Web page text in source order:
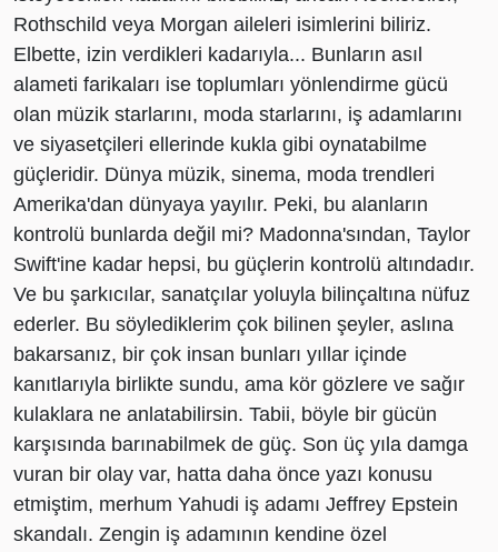
Rothschild veya Morgan aileleri isimlerini biliriz.
Elbette, izin verdikleri kadarıyla... Bunların asıl
alameti farikaları ise toplumları yönlendirme gücü
olan müzik starlarını, moda starlarını, iş adamlarını
ve siyasetçileri ellerinde kukla gibi oynatabilme
güçleridir. Dünya müzik, sinema, moda trendleri
Amerika'dan dünyaya yayılır. Peki, bu alanların
kontrolü bunlarda değil mi? Madonna'sından, Taylor
Swift'ine kadar hepsi, bu güçlerin kontrolü altındadır.
Ve bu şarkıcılar, sanatçılar yoluyla bilinçaltına nüfuz
ederler. Bu söylediklerim çok bilinen şeyler, aslına
bakarsanız, bir çok insan bunları yıllar içinde
kanıtlarıyla birlikte sundu, ama kör gözlere ve sağır
kulaklara ne anlatabilirsin. Tabii, böyle bir gücün
karşısında barınabilmek de güç. Son üç yıla damga
vuran bir olay var, hatta daha önce yazı konusu
etmiştim, merhum Yahudi iş adamı Jeffrey Epstein
skandalı. Zengin iş adamının kendine özel